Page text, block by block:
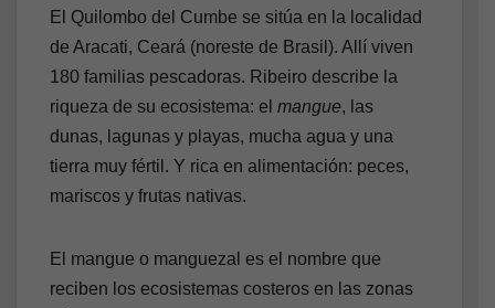
El Quilombo del Cumbe se sitúa en la localidad
de Aracati, Ceará (noreste de Brasil). Allí viven
180 familias pescadoras. Ribeiro describe la
riqueza de su ecosistema: el mangue, las
dunas, lagunas y playas, mucha agua y una
tierra muy fértil. Y rica en alimentación: peces,
mariscos y frutas nativas.
El mangue o manguezal es el nombre que
reciben los ecosistemas costeros en las zonas